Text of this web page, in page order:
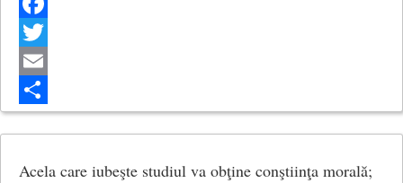
Facebook
Twitter
Email
Share
Acela care iubeşte studiul va obţine conştiinţa morală;